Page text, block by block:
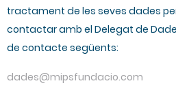
tractament de les seves dades
contactar amb el Delegat de
de contacte següents:
dades@mipsfundacio.com